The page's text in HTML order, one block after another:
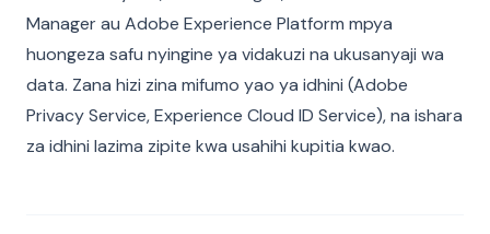
Manager au Adobe Experience Platform mpya
huongeza safu nyingine ya vidakuzi na ukusanyaji wa
data. Zana hizi zina mifumo yao ya idhini (Adobe
Privacy Service, Experience Cloud ID Service), na ishara
za idhini lazima zipite kwa usahihi kupitia kwao.